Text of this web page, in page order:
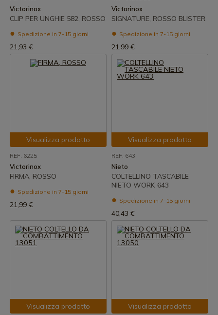
Victorinox
CLIP PER UNGHIE 582, ROSSO
Spedizione in 7-15 giorni
21,93 €
Victorinox
SIGNATURE, ROSSO BLISTER
Spedizione in 7-15 giorni
21,99 €
Visualizza prodotto
REF: 6225
Victorinox
FIRMA, ROSSO
Spedizione in 7-15 giorni
21,99 €
Visualizza prodotto
REF: 643
Nieto
COLTELLINO TASCABILE
NIETO WORK 643
Spedizione in 7-15 giorni
40,43 €
Visualizza prodotto Visualizza prodotto